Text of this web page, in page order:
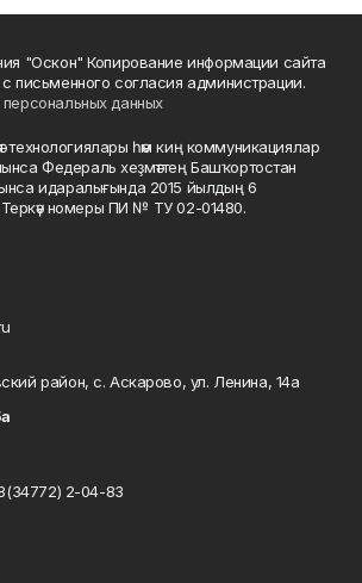
"Оскон" Копирование информации сайта
письменного согласия администрации.
данных
технологиялары һәм киң коммуникациялар
Федераль хеҙмәттең Башҡортостан
идаралығында 2015 йылдың 6
Теркәү номеры ПИ № ТУ 02-01480.
район, с. Аскарово, ул. Ленина, 14а
2-04-83